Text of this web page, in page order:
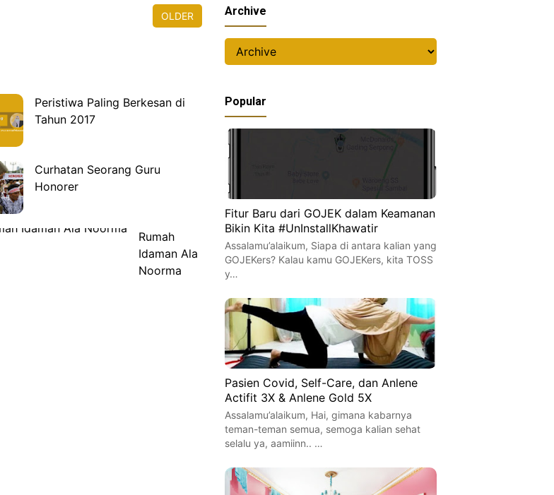
OLDER
Peristiwa Paling Berkesan di
Tahun 2017
Curhatan Seorang Guru
Honorer
Rumah
Idaman Ala
Noorma
Archive
Popular
Fitur Baru dari GOJEK dalam Keamanan
Bikin Kita #UnInstallKhawatir
Assalamu’alaikum, Siapa di antara kalian yang
GOJEKers? Kalau kamu GOJEKers, kita TOSS
y…
Pasien Covid, Self-Care, dan Anlene
Actifit 3X & Anlene Gold 5X
Assalamu’alaikum, Hai, gimana kabarnya
teman-teman semua, semoga kalian sehat
selalu ya, aamiinn.. …